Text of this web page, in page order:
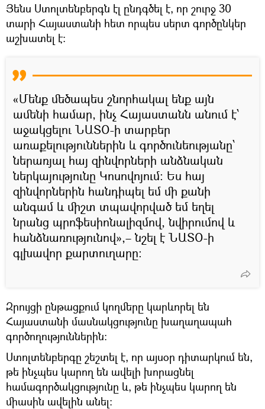
Յենս Ստոլտենբերգն էլ ընդգծել է, որ շուրջ 30
տարի Հայաստանի հետ որպես սերտ գործընկեր
աշխատել է։
«Մենք մեծապես շնորհակալ ենք այն
ամենի համար, ինչ Հայաստանն անում է՝
աջակցելու ՆԱՏՕ-ի տարբեր
առաքելություններին և գործունեությանը՝
ներառյալ հայ զինվորների անձնական
ներկայությունը Կոսովոյում: Ես հայ
զինվորներին հանդիպել եմ մի քանի
անգամ և միշտ տպավորված եմ եղել
նրանց պրոֆեսիոնալիզմով, նվիրումով և
հանձնառությունով»,– նշել է ՆԱՏՕ-ի
գլխավոր քարտուղարը։
Զրույցի ընթացքում կողմերը կարևորել են
Հայաստանի մասնակցությունը խաղաղապահ
գործողություններին:
Ստոլտենբերգը շեշտել է, որ այսօր դիտարկում են,
թե ինչպես կարող են ավելի խորացնել
համագործակցությունը և, թե ինչպես կարող են
միասին ավելին անել: